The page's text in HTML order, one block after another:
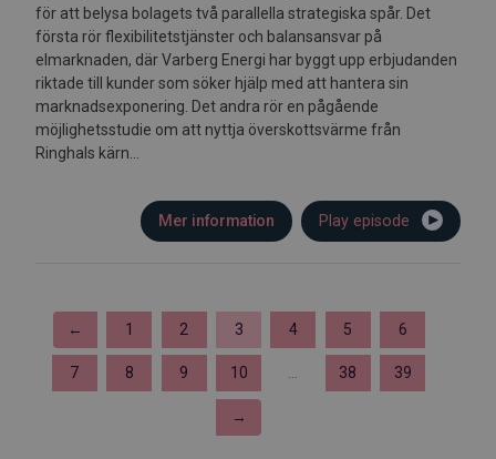
för att belysa bolagets två parallella strategiska spår. Det
första rör flexibilitetstjänster och balansansvar på
elmarknaden, där Varberg Energi har byggt upp erbjudanden
riktade till kunder som söker hjälp med att hantera sin
marknadsexponering. Det andra rör en pågående
möjlighetsstudie om att nyttja överskottsvärme från
Ringhals kärn...
Play episode
Mer information
← 1 2 3 4 5 6
7 8 9 10 ... 38 39
→